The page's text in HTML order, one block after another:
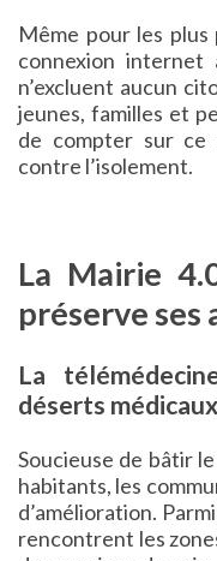
Même pour les
connexion internet
n’excluent aucun
jeunes, familles et
de compter sur ce
contre l’isolement.
La Mairie
préserve ses
La
déserts médicaux
Soucieuse de bâtir
habitants, les
d’amélioration.
rencontrent les